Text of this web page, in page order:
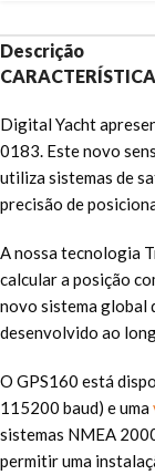
Descrição
Digital Yacht
0183. Este novo
utiliza sistemas de
precisão de
A nossa tecnologia
calcular a posição
novo sistema global
desenvolvido ao
O GPS160 está
115200 baud) e uma
sistemas NMEA
permitir uma